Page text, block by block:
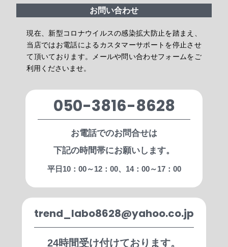
お問い合わせ
現在、新型コロナウイルスの感染拡大防止を踏まえ、
当店ではお電話によるカスタマーサポートを停止させ
て頂いております。メールや問い合わせフォームをご
利用くださいませ。
050-3816-8628
お電話でのお問合せは
下記の時間帯にお願いします。
平日10：00～12：00、14：00～17：00
trend_labo8628@yahoo.co.jp
24時間受け付けております。